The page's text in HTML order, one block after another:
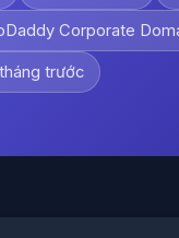
Corporate
trước